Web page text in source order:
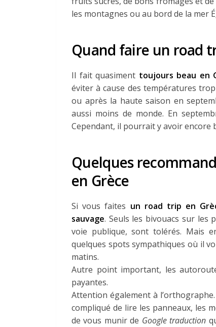
les montagnes ou au bord de la mer
Quand faire un road
Il fait quasiment toujours beau en
éviter à cause des températures
ou après la haute saison en
aussi moins de monde. En
Cependant, il pourrait y avoir encore
Quelques
en Grèce
Si vous faites un road trip en
sauvage. Seuls les bivouacs sur les
voie publique, sont tolérés. Mais
quelques spots sympathiques où il
matins.
Autre point important, les
payantes.
Attention également à l’orthographe.
compliqué de lire les panneaux, les
de vous munir de Google traduction